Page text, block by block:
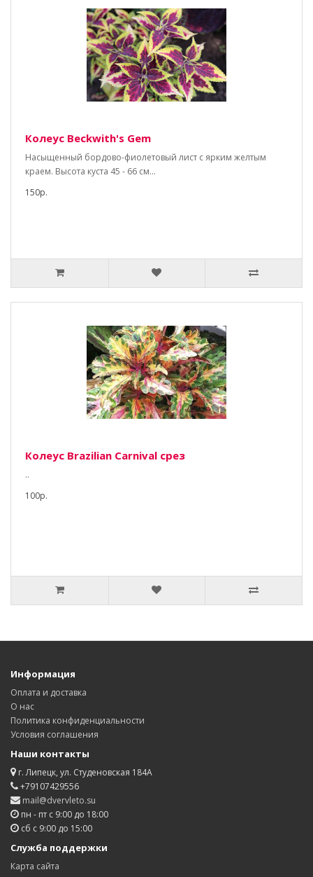
Колеус Beckwith's Gem
Насыщенный бордово-фиолетовый лист с ярким желтым
краем. Высота куста 45 - 66 см...
150р.
Колеус Brazilian Carnival срез
..
100р.
Информация
Оплата и доставка
О нас
Политика конфиденциальности
Условия соглашения
Наши контакты
г. Липецк, ул. Студеновская 184А
+79107429556
mail@dvervleto.su
пн - пт с 9:00 до 18:00
сб с 9:00 до 15:00
Служба поддержки
Карта сайта